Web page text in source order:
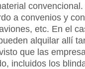
a convenios y
etc. En el
alquilar allí
que las
incluidos los